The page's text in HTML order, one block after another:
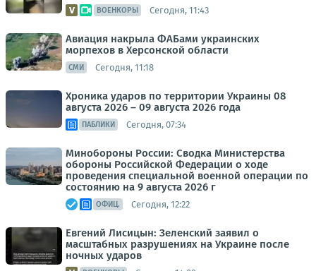
ВОЕНКОРЫ Сегодня, 11:43
Авиация накрыла ФАБами украинских
морпехов в Херсонской области
СМИ Сегодня, 11:18
Хроника ударов по территории Украины 08
августа 2026 – 09 августа 2026 года
ПАБЛИКИ Сегодня, 07:34
Минобороны России: Сводка Министерства
обороны Российской Федерации о ходе
проведения специальной военной операции по
состоянию на 9 августа 2026 г
ОФИЦ. Сегодня, 12:22
Евгений Лисицын: Зеленский заявил о
масштабных разрушениях на Украине после
ночных ударов